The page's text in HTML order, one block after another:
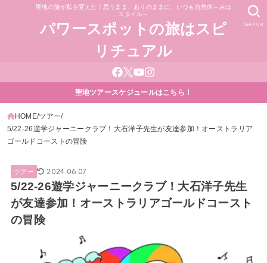
聖地の旅が私を変えた！思うまま、ありのままに、いつも自然体～みほ
スタイル～
パワースポットの旅はスピ
リチュアル
SEARCH
聖地ツアースケジュールはこちら！
HOME ツアー
5/22-26遊学ジャーニークラブ！大石洋子先生が友達参加！オーストラリア
ゴールドコーストの冒険
ツアー 2024.06.07
5/22-26遊学ジャーニークラブ！大石洋子先生
が友達参加！オーストラリアゴールドコースト
の冒険